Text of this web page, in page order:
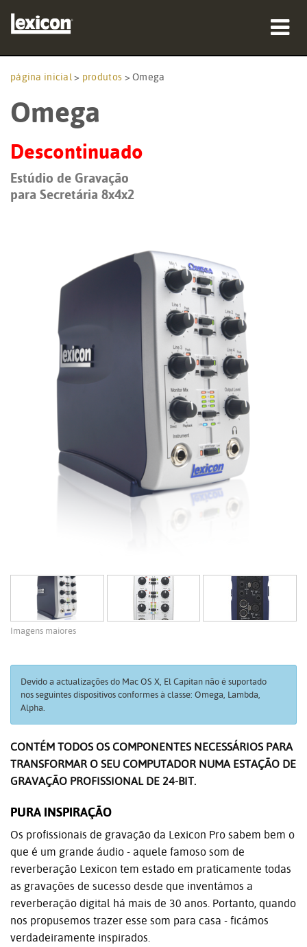
onde comprar
formação
Idioma/Região
página inicial > produtos >Omega
Omega
Descontinuado
Estúdio de Gravação
para Secretária 8x4x2
Imagens maiores
Devido a actualizações do Mac OS X, El Capitan não é suportado
nos seguintes dispositivos conformes à classe: Omega, Lambda,
Alpha.
CONTÉM TODOS OS COMPONENTES NECESSÁRIOS PARA
TRANSFORMAR O SEU COMPUTADOR NUMA ESTAÇÃO DE
GRAVAÇÃO PROFISSIONAL DE 24-BIT.
PURA INSPIRAÇÃO
Os profissionais de gravação da Lexicon Pro sabem bem o
que é um grande áudio - aquele famoso som de
reverberação Lexicon tem estado em praticamente todas
as gravações de sucesso desde que inventámos a
reverberação digital há mais de 30 anos. Portanto, quando
nos propusemos trazer esse som para casa - ficámos
verdadeiramente inspirados.